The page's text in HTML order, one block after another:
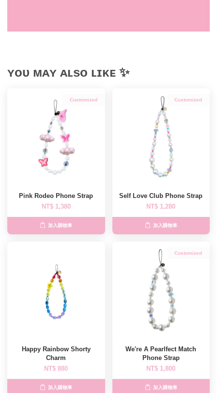
ʏᴏᴜ ᴍᴀʏ ᴀʟsᴏ ʟɪᴋᴇ ✨
Customized
Pink Rodeo Phone Strap
NT$ 1,380
加入購物車
Customized
Self Love Club Phone Strap
NT$ 1,280
加入購物車
Happy Rainbow Shorty
Charm
NT$ 880
加入購物車
Customized
We're A Pearlfect Match
Phone Strap
NT$ 1,800
加入購物車